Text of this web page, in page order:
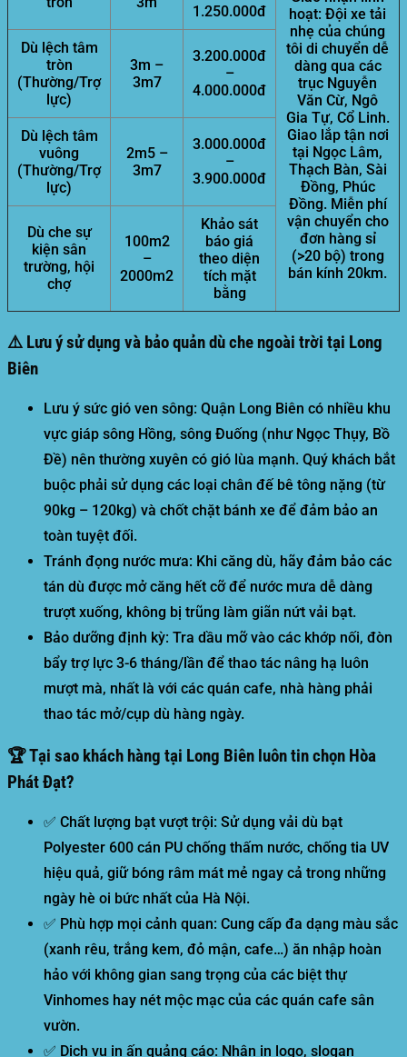
1.250.000đ
hoạt: Đội xe tải
nhẹ của chúng
tôi di chuyển dễ
dàng qua các
trục Nguyễn
Văn Cừ, Ngô
Gia Tự, Cổ Linh.
Giao lắp tận nơi
tại Ngọc Lâm,
Thạch Bàn, Sài
Đồng, Phúc
Đồng. Miễn phí
vận chuyển cho
đơn hàng sỉ
(>20 bộ) trong
bán kính 20km.
Dù lệch tâm
tròn
(Thường/Trợ
lực)
3m –
3m7
3.200.000đ
–
4.000.000đ
Dù lệch tâm
vuông
(Thường/Trợ
lực)
2m5 –
3m7
3.000.000đ
–
3.900.000đ
Dù che sự
kiện sân
trường, hội
chợ
100m2
–
2000m2
Khảo sát
báo giá
theo diện
tích mặt
bằng
⚠️ Lưu ý sử dụng và bảo quản dù che ngoài trời tại Long
Biên
Lưu ý sức gió ven sông: Quận Long Biên có nhiều khu
vực giáp sông Hồng, sông Đuống (như Ngọc Thụy, Bồ
Đề) nên thường xuyên có gió lùa mạnh. Quý khách bắt
buộc phải sử dụng các loại chân đế bê tông nặng (từ
90kg – 120kg) và chốt chặt bánh xe để đảm bảo an
toàn tuyệt đối.
Tránh đọng nước mưa: Khi căng dù, hãy đảm bảo các
tán dù được mở căng hết cỡ để nước mưa dễ dàng
trượt xuống, không bị trũng làm giãn nứt vải bạt.
Bảo dưỡng định kỳ: Tra dầu mỡ vào các khớp nối, đòn
bẩy trợ lực 3-6 tháng/lần để thao tác nâng hạ luôn
mượt mà, nhất là với các quán cafe, nhà hàng phải
thao tác mở/cụp dù hàng ngày.
🏆 Tại sao khách hàng tại Long Biên luôn tin chọn Hòa
Phát Đạt?
✅ Chất lượng bạt vượt trội: Sử dụng vải dù bạt
Polyester 600 cán PU chống thấm nước, chống tia UV
hiệu quả, giữ bóng râm mát mẻ ngay cả trong những
ngày hè oi bức nhất của Hà Nội.
✅ Phù hợp mọi cảnh quan: Cung cấp đa dạng màu sắc
(xanh rêu, trắng kem, đỏ mận, cafe…) ăn nhập hoàn
hảo với không gian sang trọng của các biệt thự
Vinhomes hay nét mộc mạc của các quán cafe sân
vườn.
✅ Dịch vụ in ấn quảng cáo: Nhận in logo, slogan